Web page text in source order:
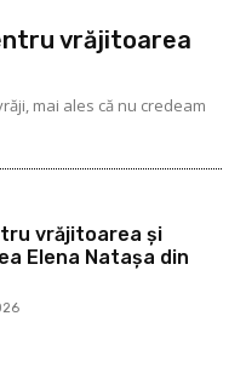
vrăjitoarea
mai ales că nu credeam
vrăjitoarea și
Elena Natașa din